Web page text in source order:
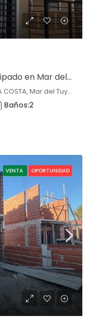
Venta Duplex Amoblado y Equipado en Mar del Tuyú
CALLE 82 ENTRE 5 Y 6, MAR DEL TUYU, LA COSTA, Mar del Tuyú, Buenos Aires
Baños:2
VENTA OPORTUNIDAD